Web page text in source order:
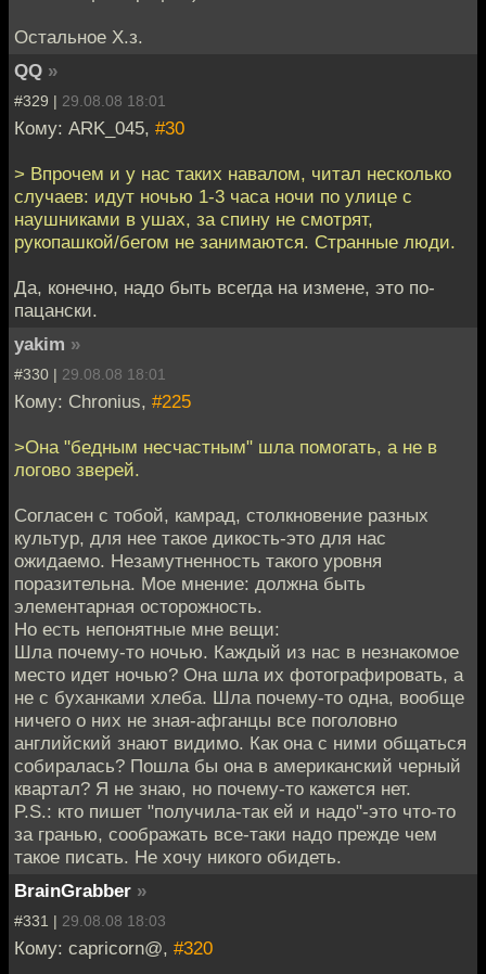
Остальное Х.з.
QQ »
#329 | 29.08.08 18:01
Кому: ARK_045, #30
> Впрочем и у нас таких навалом, читал несколько
случаев: идут ночью 1-3 часа ночи по улице с
наушниками в ушах, за спину не смотрят,
рукопашкой/бегом не занимаются. Странные люди.
Да, конечно, надо быть всегда на измене, это по-
пацански.
yakim »
#330 | 29.08.08 18:01
Кому: Chronius, #225
>Она "бедным несчастным" шла помогать, а не в
логово зверей.
Согласен с тобой, камрад, столкновение разных
культур, для нее такое дикость-это для нас
ожидаемо. Незамутненность такого уровня
поразительна. Мое мнение: должна быть
элементарная осторожность.
Но есть непонятные мне вещи:
Шла почему-то ночью. Каждый из нас в незнакомое
место идет ночью? Она шла их фотографировать, а
не с буханками хлеба. Шла почему-то одна, вообще
ничего о них не зная-афганцы все поголовно
английский знают видимо. Как она с ними общаться
собиралась? Пошла бы она в американский черный
квартал? Я не знаю, но почему-то кажется нет.
P.S.: кто пишет "получила-так ей и надо"-это что-то
за гранью, соображать все-таки надо прежде чем
такое писать. Не хочу никого обидеть.
BrainGrabber »
#331 | 29.08.08 18:03
Кому: capricorn@, #320